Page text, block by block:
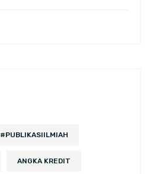
#PUBLIKASIILMIAH
ANGKA KREDIT